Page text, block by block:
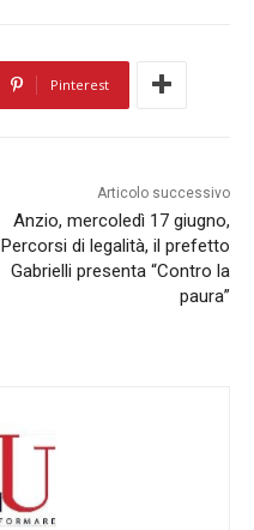
Pinterest
Articolo successivo
Anzio, mercoledì 17 giugno,
Percorsi di legalità, il prefetto
Gabrielli presenta “Contro la
paura”